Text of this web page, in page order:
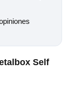
Self